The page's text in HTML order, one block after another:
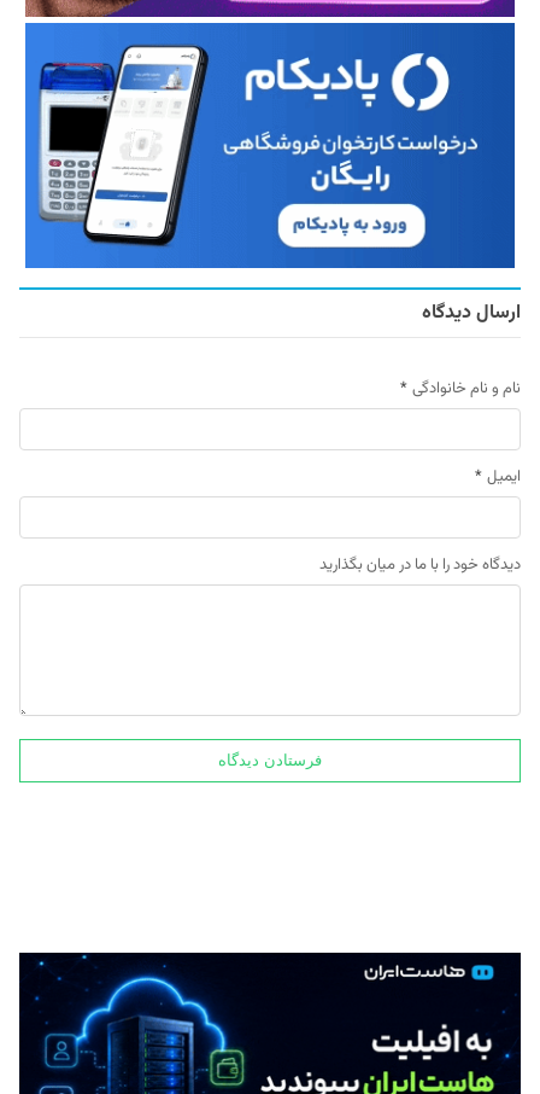
ارسال دیدگاه
نام و نام خانوادگی *
ایمیل *
دیدگاه خود را با ما در میان بگذارید